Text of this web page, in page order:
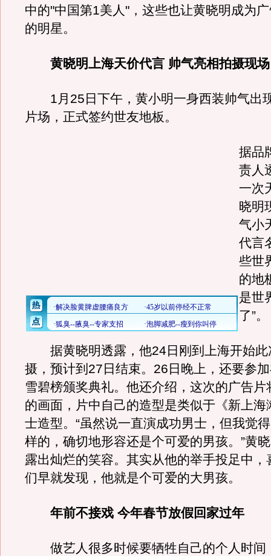
中的"中国第1美人"，这些也让黄晓明成为
的明星。
黄晓明上海天价代言 帅气亮相拍摄现场
1月25日下午，黄小明一身西装帅气出
片场，正式签约世友地板。
据品
责人
一次
晓明
气小
代言
些世
的地
是世
了”。
据黄晓明透露，他24日刚到上海开始此
摄，预计到27日结束。26日晚上，还要参
雪碧榜颁奖典礼。他还介绍，这次的广告片
的画面，片中自己的造型是类似于《新上海
士造型。“虽然说一直演成功男士，但我觉
样的，确切地形容还是个可爱的男孩。”黄
露出灿烂的笑容。其实从他的举手投足中，
们早就发现，他就是个可爱的大男孩。
年前不接戏 今年春节放假回家过年
做艺人很多时候要牺牲自己的个人时间